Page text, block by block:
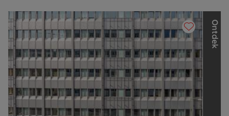
O
n
t
d
e
k
d
e
a
n
d
e
r
e
m
e
r
k
e
n
v
a
n
d
e
L
o
u
v
r
e
H
o
t
e
l
s
G
r
o
u